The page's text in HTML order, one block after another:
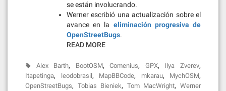
se están involucrando.
Werner escribió una actualización sobre el
avance en la eliminación progresiva de
OpenStreetBugs.
READ MORE
Alex Barth, BootOSM,Comenius, GPX, Ilya Zverev,
Itapetinga, leodobrasil, MapBBCode, mkarau, MychOSM,
OpenStreetBugs, Tobias Bieniek, Tom MacWright,Werner